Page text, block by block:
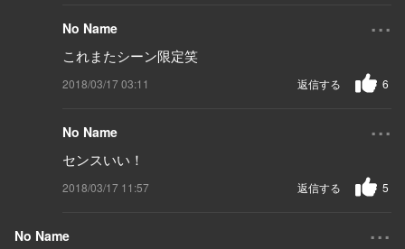
No Name ...
これまたシーン限定笑
2018/03/17 03:11 6
返信する
No Name ...
センスいい！
2018/03/17 11:57 5
返信する
No Name ...